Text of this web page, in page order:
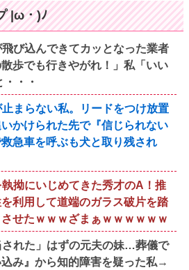
|ω・)ﾉ
び込んできてカッとなった業者
散歩でも行きやがれ！」私「いい
・・
まらない私。リードをつけ放置
かけられた先で『信じられない
急車を呼ぶも犬と取り残され
拗にいじめてきた秀才のA！推
利用して道端のガラス破片を踏
せたｗｗｗざまぁｗｗｗｗｗｗ
された」はずの元夫の妹…葬儀で
み』から知的障害を疑った私→